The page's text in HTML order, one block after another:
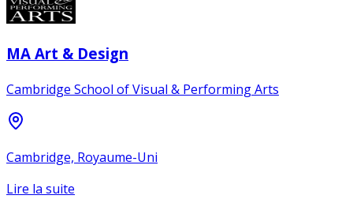
MA Art & Design
Cambridge School of Visual & Performing Arts
Cambridge, Royaume-Uni
Lire la suite